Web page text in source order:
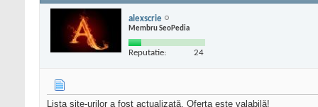
alexscrie
Membru SeoPedia
Reputatie: 24
Lista site-urilor a fost actualizată. Oferta este valabilă!